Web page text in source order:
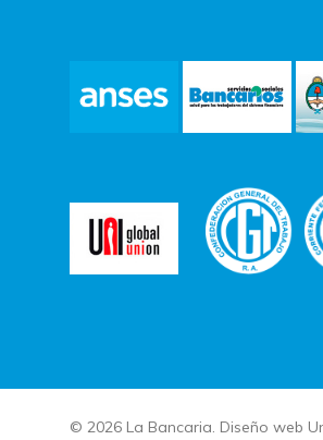
© 2026 La Bancaria. Diseño web